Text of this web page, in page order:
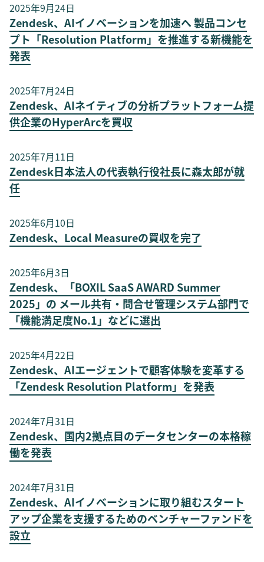
2025年9月24日
Zendesk、AIイノベーションを加速へ 製品コンセ
プト「Resolution Platform」を推進する新機能を
発表
2025年7月24日
Zendesk、AIネイティブの分析プラットフォーム提
供企業のHyperArcを買収
2025年7月11日
Zendesk日本法人の代表執行役社長に森太郎が就
任
2025年6月10日
Zendesk、Local Measureの買収を完了
2025年6月3日
Zendesk、「BOXIL SaaS AWARD Summer
2025」の メール共有・問合せ管理システム部門で
「機能満足度No.1」などに選出
2025年4月22日
Zendesk、AIエージェントで顧客体験を変革する
「Zendesk Resolution Platform」を発表
2024年7月31日
Zendesk、国内2拠点目のデータセンターの本格稼
働を発表
2024年7月31日
Zendesk、AIイノベーションに取り組むスタート
アップ企業を支援するためのベンチャーファンドを
設立